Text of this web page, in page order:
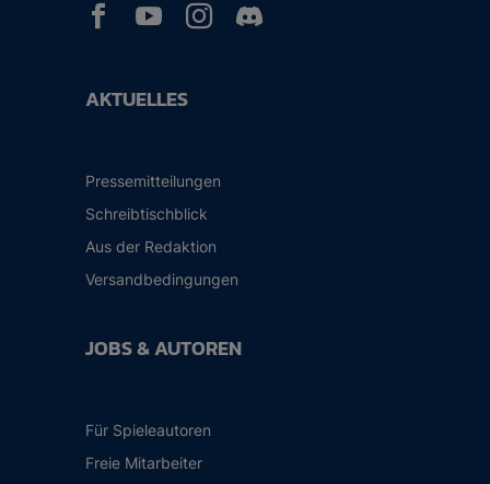
AKTUELLES
Pressemitteilungen
Schreibtischblick
Aus der Redaktion
Versandbedingungen
JOBS & AUTOREN
Für Spieleautoren
Freie Mitarbeiter
  